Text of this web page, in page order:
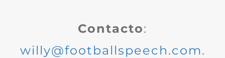
Contacto:
willy@footballspeech.com.